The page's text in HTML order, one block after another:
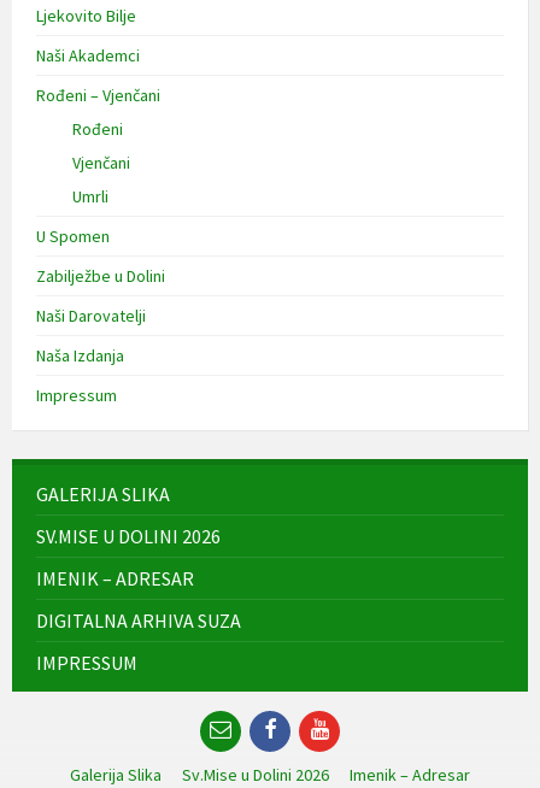
Ljekovito Bilje
Naši Akademci
Rođeni – Vjenčani
Rođeni
Vjenčani
Umrli
U Spomen
Zabilježbe u Dolini
Naši Darovatelji
Naša Izdanja
Impressum
GALERIJA SLIKA
SV.MISE U DOLINI 2026
IMENIK – ADRESAR
DIGITALNA ARHIVA SUZA
IMPRESSUM
EmailFacebookYouTube
Galerija Slika Sv.Mise u Dolini 2026 Imenik – Adresar